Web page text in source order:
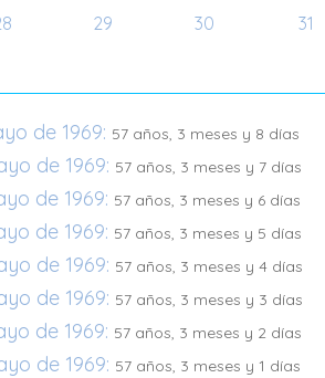
29 30 31
de 1969: 57 años, 3 meses y 8 días
de 1969: 57 años, 3 meses y 7 días
de 1969: 57 años, 3 meses y 6 días
de 1969: 57 años, 3 meses y 5 días
de 1969: 57 años, 3 meses y 4 días
de 1969: 57 años, 3 meses y 3 días
de 1969: 57 años, 3 meses y 2 días
de 1969: 57 años, 3 meses y 1 días